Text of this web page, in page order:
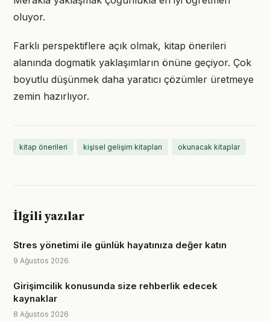
oluyor.
Farklı perspektiflere açık olmak, kitap önerileri
alanında dogmatik yaklaşımların önüne geçiyor. Çok
boyutlu düşünmek daha yaratıcı çözümler üretmeye
zemin hazırlıyor.
kitap önerileri kişisel gelişim kitapları okunacak kitaplar
İlgili yazılar
Stres yönetimi ile günlük hayatınıza değer katın
9 Ağustos 2026
Girişimcilik konusunda size rehberlik edecek
kaynaklar
8 Ağustos 2026